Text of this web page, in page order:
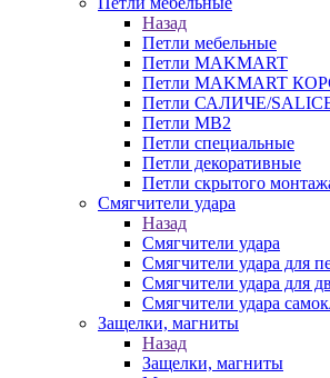
Назад
Петли мебельные
Петли MAKMART
Петли MAKMART
Петли САЛИЧЕ/
Петли MB2
Петли специальные
Петли декоративные
Петли скрытого
Смягчители удара
Назад
Смягчители удара
Смягчители удара для
Смягчители удара для
Cмягчители удара
Защелки, магниты
Назад
Защелки, магниты